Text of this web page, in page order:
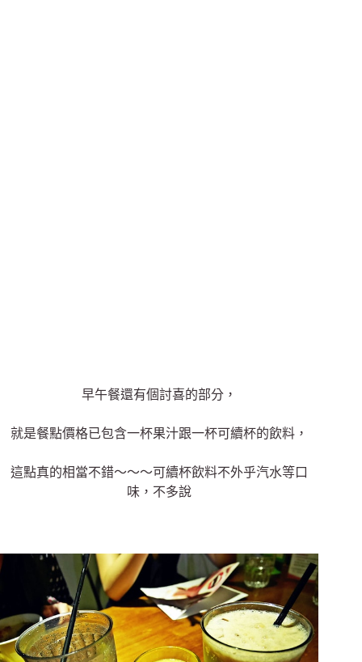
早午餐還有個討喜的部分，
就是餐點價格已包含一杯果汁跟一杯可續杯的飲料，
這點真的相當不錯～～～可續杯飲料不外乎汽水等口
味，不多說